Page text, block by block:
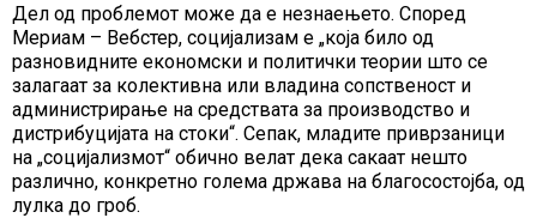
Дел од проблемот може да е незнаењето. Според
Мериам – Вебстер, социјализам е „која било од
разновидните економски и политички теории што се
залагаат за колективна или владина сопственост и
администрирање на средствата за производство и
дистрибуцијата на стоки“. Сепак, младите приврзаници
на „социјализмот“ обично велат дека сакаат нешто
различно, конкретно голема држава на благосостојба, од
лулка до гроб.